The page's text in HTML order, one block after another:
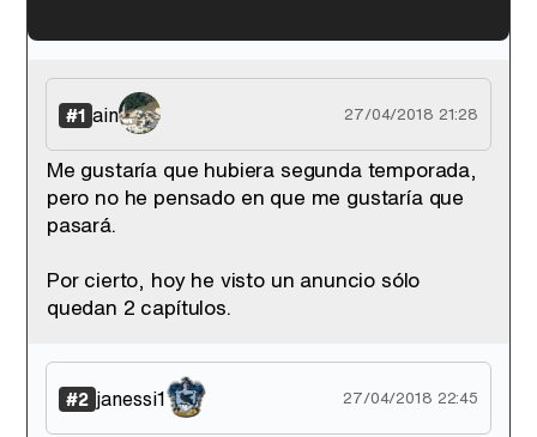
'120 Minutos' celebra sus 2.000 programas en Telemadrid con un vídeo del día a día en la redacción
Tráiler en catalán de 'Ravalear', la nueva serie de HBO Max sobre los fondos buitre
#1 ain 27/04/2018 21:28
Me gustaría que hubiera segunda temporada,
pero no he pensado en que me gustaría que
pasará.
Por cierto, hoy he visto un anuncio sólo
quedan 2 capítulos.
#2 janessi1 27/04/2018 22:45